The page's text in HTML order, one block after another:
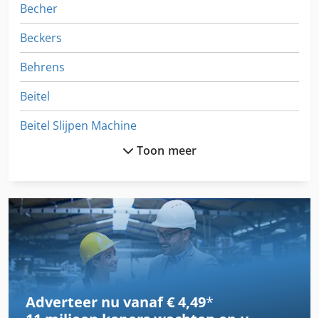
Becher
Beckers
Behrens
Beitel
Beitel Slijpen Machine
Berrenberg
Besaeumer
Beugel-Met Schacht
Beugelzaag
Toon meer
Adverteer nu vanaf € 4,49*